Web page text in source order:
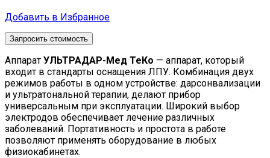
Добавить в Избранное
Запросить стоимость
Аппарат УЛЬТРАДАР-Мед ТеКо — аппарат, который
входит в стандарты оснащения ЛПУ. Комбинация двух
режимов работы в одном устройстве: дарсонвализации
и ультратональной терапии, делают прибор
универсальным при эксплуатации. Широкий выбор
электродов обеспечивает лечение различных
заболеваний. Портативность и простота в работе
позволяют применять оборудование в любых
физиокабинетах.